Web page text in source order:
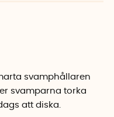
svamphållaren
svamparna torka
att diska.